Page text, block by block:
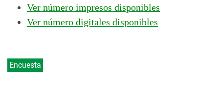
Ver número impresos disponibles
Ver número digitales disponibles
Encuesta